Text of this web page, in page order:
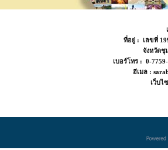
ที่อยู่ : เลขที่
จังหวัด
เบอร์โทร : 0-
อีเมล :
เว็บไ